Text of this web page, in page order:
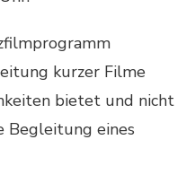
kurzer Filme
bietet und nicht
Begleitung eines